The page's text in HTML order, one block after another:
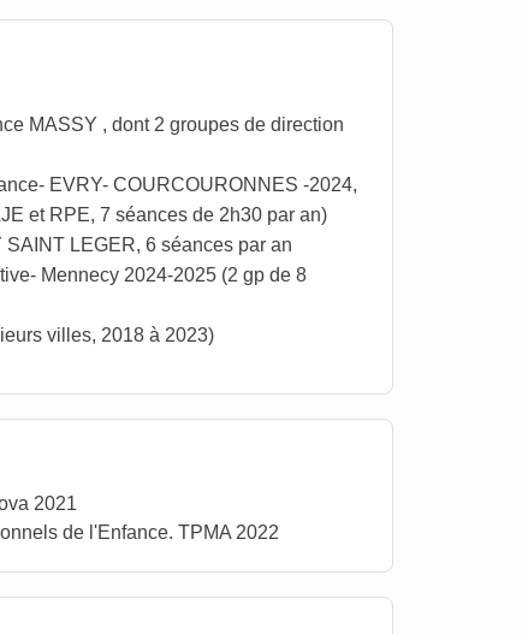
MASSY , dont 2 groupes de direction
EVRY- COURCOURONNES -2024,
et RPE, 7 séances de 2h30 par an)
LEGER, 6 séances par an
Mennecy 2024-2025 (2 gp de 8
villes, 2018 à 2023)
2021
de l'Enfance. TPMA 2022